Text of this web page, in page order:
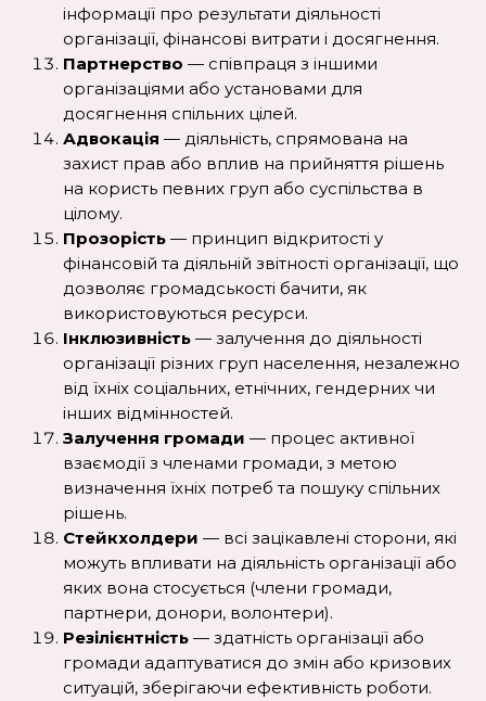
інформації про результати діяльності
організації, фінансові витрати і досягнення.
Партнерство — співпраця з іншими
організаціями або установами для
досягнення спільних цілей.
Адвокація — діяльність, спрямована на
захист прав або вплив на прийняття рішень
на користь певних груп або суспільства в
цілому.
Прозорість — принцип відкритості у
фінансовій та діяльній звітності організації, що
дозволяє громадськості бачити, як
використовуються ресурси.
Інклюзивність — залучення до діяльності
організації різних груп населення, незалежно
від їхніх соціальних, етнічних, гендерних чи
інших відмінностей.
Залучення громади — процес активної
взаємодії з членами громади, з метою
визначення їхніх потреб та пошуку спільних
рішень.
Стейкхолдери — всі зацікавлені сторони, які
можуть впливати на діяльність організації або
яких вона стосується (члени громади,
партнери, донори, волонтери).
Резілієнтність — здатність організації або
громади адаптуватися до змін або кризових
ситуацій, зберігаючи ефективність роботи.